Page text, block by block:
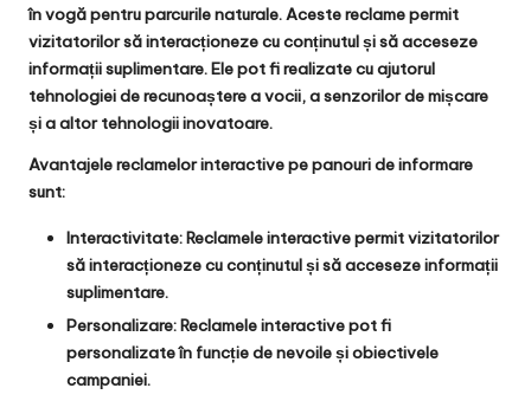
în vogă pentru parcurile naturale. Aceste reclame permit
vizitatorilor să interacționeze cu conținutul și să acceseze
informații suplimentare. Ele pot fi realizate cu ajutorul
tehnologiei de recunoaștere a vocii, a senzorilor de mișcare
și a altor tehnologii inovatoare.
Avantajele reclamelor interactive pe panouri de informare
sunt:
Interactivitate: Reclamele interactive permit vizitatorilor
să interacționeze cu conținutul și să acceseze informații
suplimentare.
Personalizare: Reclamele interactive pot fi
personalizate în funcție de nevoile și obiectivele
campaniei.